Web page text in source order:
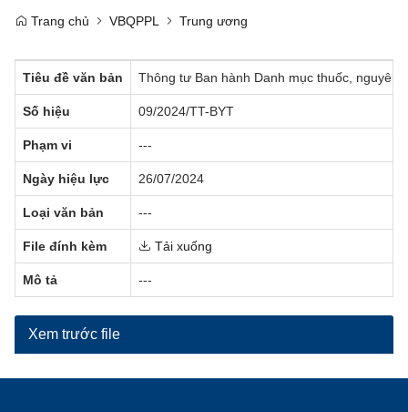
Trang chủ VBQPPL Trung ương
Tiêu đề văn bản Thông tư Ban hành Danh mục thuốc, nguyên
Số hiệu 09/2024/TT-BYT
Phạm vi ---
Ngày hiệu lực 26/07/2024
Loại văn bản ---
File đính kèm Tải xuống
Mô tả ---
Xem trước file